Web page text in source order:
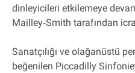
dinleyicileri etkilemeye
Mailley‐Smith tarafından
Sanatçılığı ve olağanüstü
beğenilen Piccadilly